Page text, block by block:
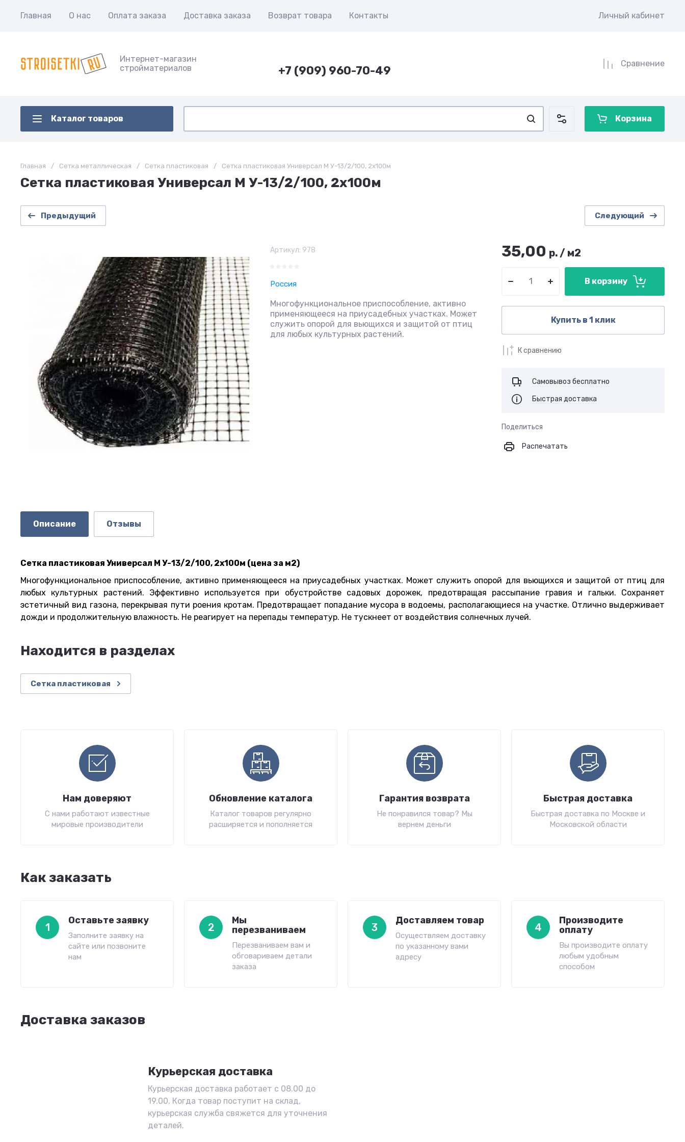
Главная О нас Оплата заказа Доставка заказа Возврат товара Контакты Личный кабинет
Интернет-магазин
стройматериалов
+7 (909) 960-70-49
Сравнение
Каталог товаров Корзина
Главная / Сетка металлическая / Сетка пластиковая / Сетка пластиковая Универсал M У-13/2/100, 2х100м
Сетка пластиковая Универсал M У-13/2/100, 2х100м
Предыдущий Следующий
Артикул: 978
Россия
Многофункциональное приспособление, активно
применяющееся на приусадебных участках. Может
служить опорой для вьющихся и защитой от птиц
для любых культурных растений.
35,00 р. / м2
В корзину
Купить в 1 клик
К сравнению
Самовывоз бесплатно
Быстрая доставка
Поделиться
Распечатать
Описание Отзывы
Сетка пластиковая Универсал M У-13/2/100, 2х100м (цена за м2)
Многофункциональное приспособление, активно применяющееся на приусадебных участках. Может служить опорой для вьющихся и защитой от птиц для
любых культурных растений. Эффективно используется при обустройстве садовых дорожек, предотвращая рассыпание гравия и гальки. Сохраняет
эстетичный вид газона, перекрывая пути роения кротам. Предотвращает попадание мусора в водоемы, располагающиеся на участке. Отлично выдерживает
дожди и продолжительную влажность. Не реагирует на перепады температур. Не тускнеет от воздействия солнечных лучей.
Находится в разделах
Сетка пластиковая
Нам доверяют
С нами работают известные
мировые производители
Обновление каталога
Каталог товаров регулярно
расширяется и пополняется
Гарантия возврата
Не понравился товар? Мы
вернем деньги
Быстрая доставка
Быстрая доставка по Москве и
Московской области
Как заказать
1
Оставьте заявку
Заполните заявку на
сайте или позвоните
нам
2
Мы
перезваниваем
Перезваниваем вам и
обговариваем детали
заказа
3
Доставляем товар
Осуществляем доставку
по указанному вами
адресу
4
Производите
оплату
Вы производите оплату
любым удобным
способом
Доставка заказов
Курьерская доставка
Курьерская доставка работает с 08.00 до
19.00. Когда товар поступит на склад,
курьерская служба свяжется для уточнения
деталей.